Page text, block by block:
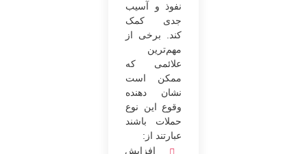
نفوذ و آسیب
جدی کمک
کند. برخی از
مهم‌ترین
علائمی که
ممکن است
نشان دهنده
وقوع این نوع
حملات باشند
عبارتند از:
افزایش